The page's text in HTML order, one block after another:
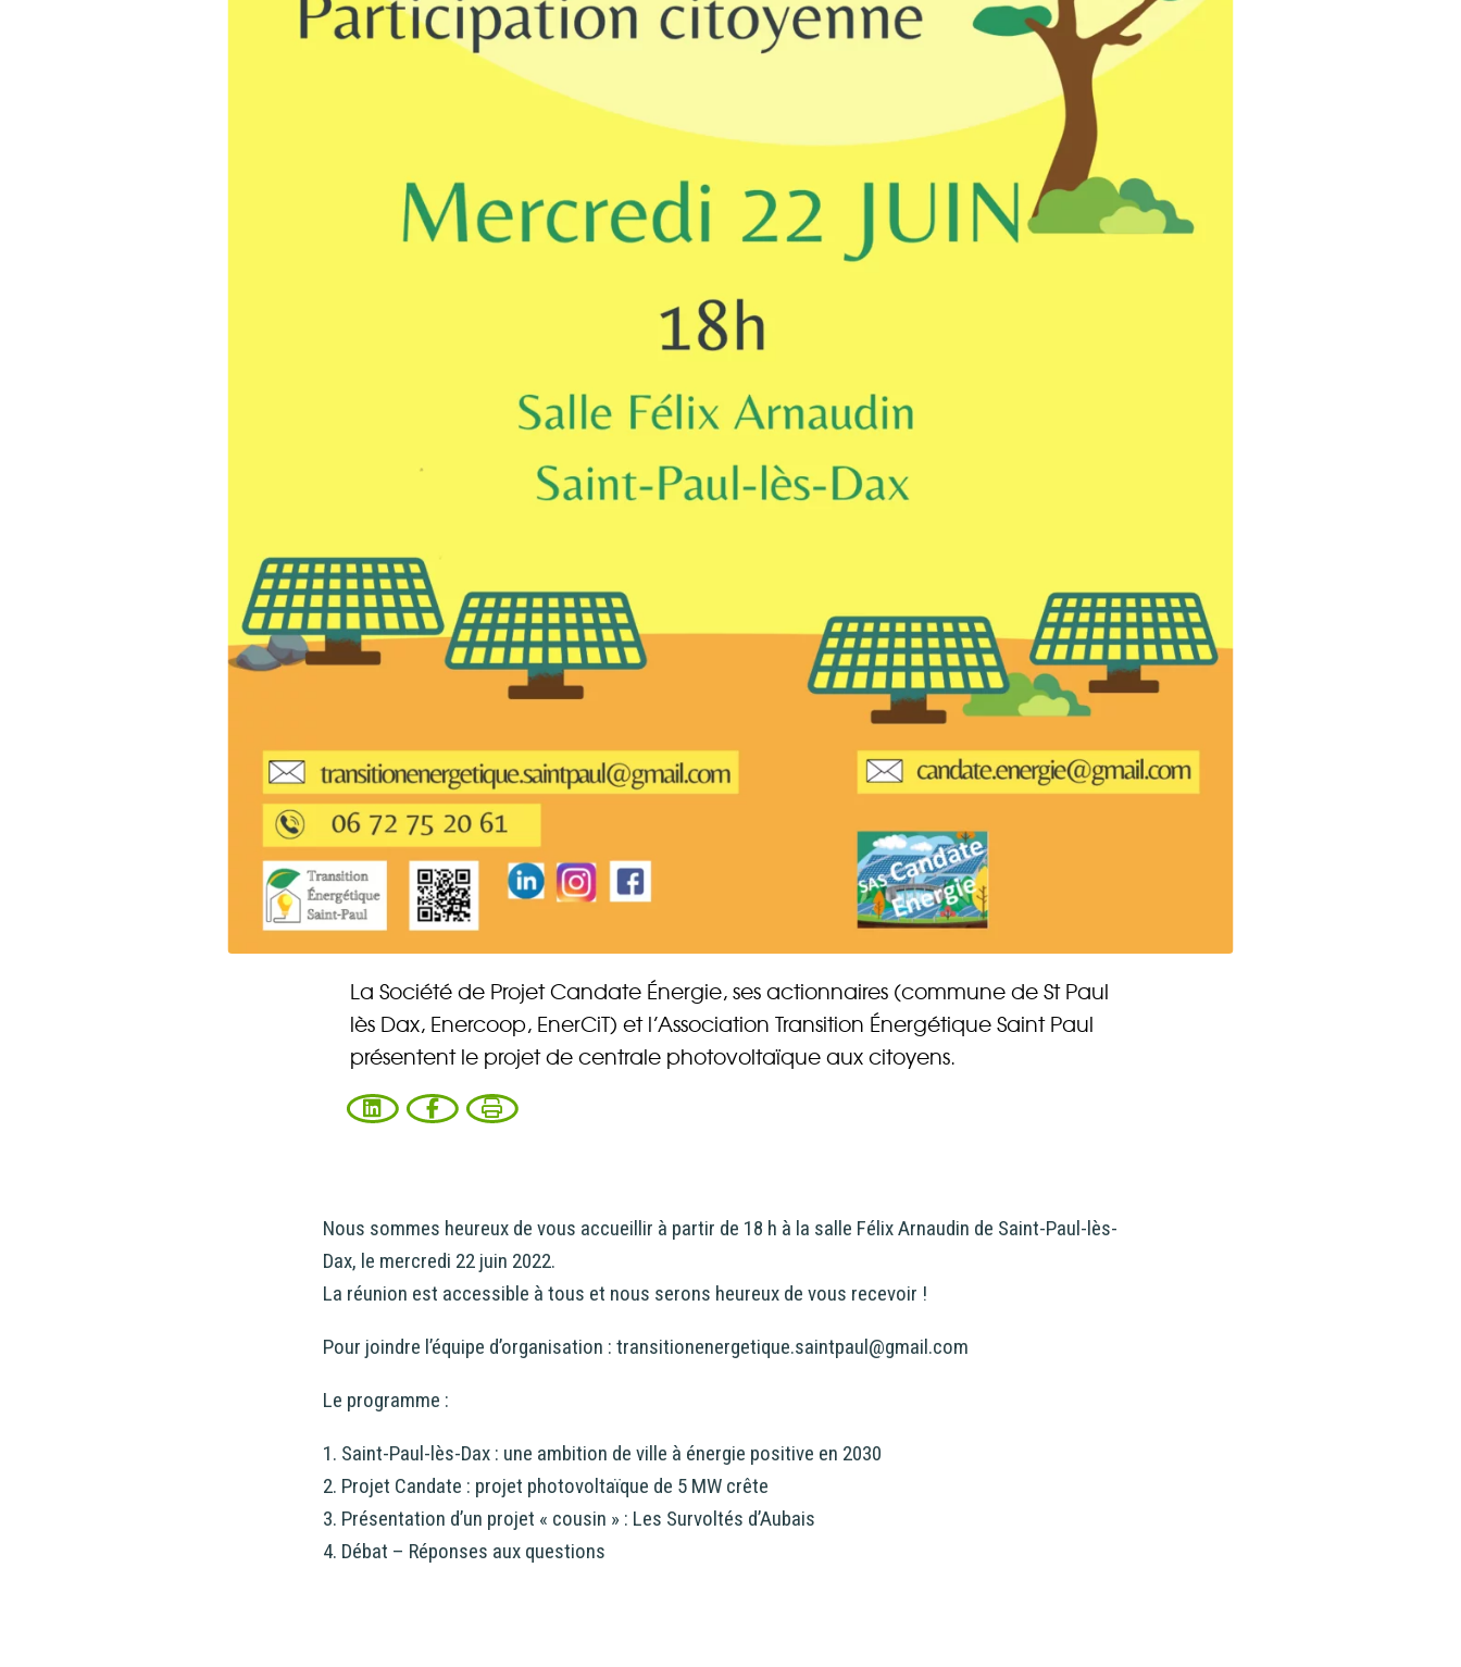
CONTACT
La Société de Projet Candate Énergie, ses actionnaires (commune de St Paul
lès Dax, Enercoop, EnerCiT) et l’Association Transition Énergétique Saint Paul
présentent le projet de centrale photovoltaïque aux citoyens.
Nous sommes heureux de vous accueillir à partir de 18 h à la salle Félix Arnaudin de Saint-Paul-lès-
Dax, le mercredi 22 juin 2022.
La réunion est accessible à tous et nous serons heureux de vous recevoir !
Pour joindre l’équipe d’organisation : transitionenergetique.saintpaul@gmail.com
Le programme :
1. Saint-Paul-lès-Dax : une ambition de ville à énergie positive en 2030
2. Projet Candate : projet photovoltaïque de 5 MW crête
3. Présentation d’un projet « cousin » : Les Survoltés d’Aubais
4. Débat – Réponses aux questions
Vous entrez sur notre plateforme de souscription CoopHub
Coophub est la plateforme sécurisée de souscription développée par Énergie
Partagée. Elle vous permet d’acheter vos actions Énergie Partagée et d’accéder à
La souscription à Énergie Partagée comporte un risque de perte totale ou partielle
du capital investi. Pour bien appréhender ces risques et le modèle d’investissement
d’Énergie Partagée, nous vous invitons à consulter ledocument d’information
synthétique (DIS)
souscription peut être soumise à validation par nos instances avant d’être
effective.
Un problème, une question ?Consultez notre FAQ contactez-nous.
CONTINUER VERS COOPHUB